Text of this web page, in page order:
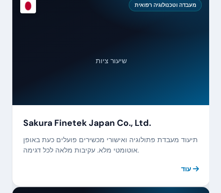
מעבדה וטכנולוגיה רפואית
שיעור ציות
Sakura Finetek Japan Co., Ltd.
תיעוד מעבדת פתולוגיה ואישורי מכשירים פועלים כעת באופן
אוטומטי מלא. עקיבות מלאה לכל דגימה.
עוד